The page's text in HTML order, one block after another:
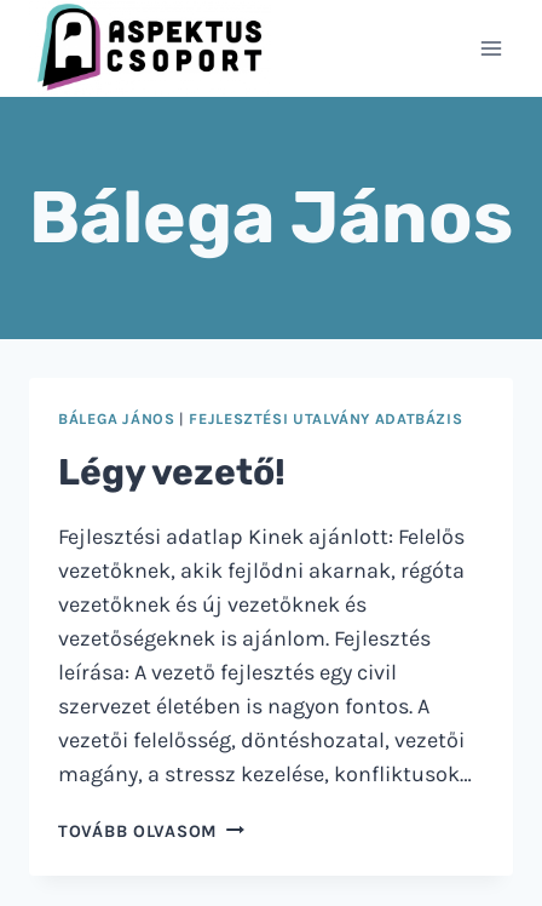
content
Bálega János
BÁLEGA JÁNOS | FEJLESZTÉSI UTALVÁNY ADATBÁZIS
Légy vezető!
Fejlesztési adatlap Kinek ajánlott: Felelős
vezetőknek, akik fejlődni akarnak, régóta
vezetőknek és új vezetőknek és
vezetőségeknek is ajánlom. Fejlesztés
leírása: A vezető fejlesztés egy civil
szervezet életében is nagyon fontos. A
vezetői felelősség, döntéshozatal, vezetői
magány, a stressz kezelése, konfliktusok…
TOVÁBB OLVASOM LÉGY